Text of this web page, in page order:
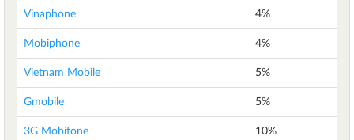
Vinaphone 4%
Mobiphone 4%
Vietnam Mobile 5%
Gmobile 5%
3G Mobifone 10%